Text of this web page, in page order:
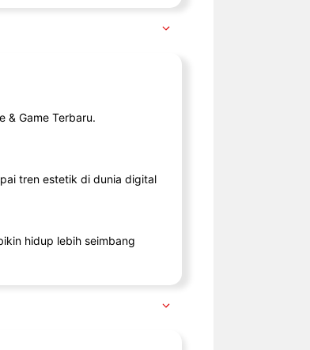
& Game Terbaru.
tren estetik di dunia digital
hidup lebih seimbang